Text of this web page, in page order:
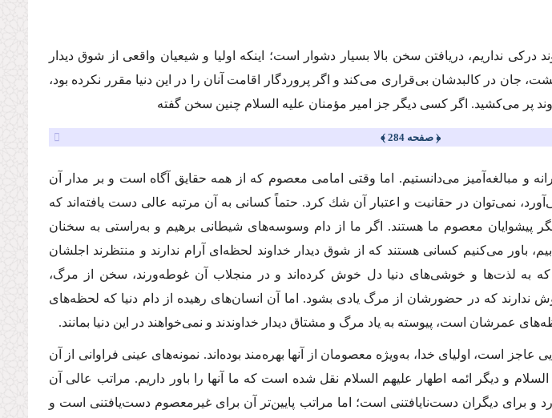
دركی نداریم، دریافتن سخن بالا بسیار دشوار است؛ اینكه اولیا و شیعیان واقعی از شوق دیدار
جان در كالبدشان بی‌قراری می‌كند و اگر پروردگار اقامت آنان را در این دنیا مقرر نكرده بود،
پر می‌كشید. اگر كسی دیگر جز امیر مؤمنان علیه السلام چنین سخن گفته
﴿ صفحه 284 ﴾
و مبالغه‌آمیز می‌دانستیم. اما وقتی امامی معصوم كه از همه حقایق آگاه است و بر مدار آن
نمی‌توان در حقانیت و اعتبار آن شك كرد. حتماً كسانی به آن مرتبه عالی دست یافته‌اند كه
پیشوایان معصوم ما هستند. اگر ما از دام وسوسه‌های شیطانی برهیم و به‌راستی به سخنان
باور می‌كنیم كسانی هستند كه از شوق دیدار خداوند لحظه‌ای آرام ندارند و منتظرند اجلشان
به لذت‌ها و خوشی‌های دنیا دل ‌خوش كرده‌اند و در منجلاب آن غوطه‌ورند، سخن از مرگ،
كه در حضورشان از مرگ یادی بشود. اما آن انسان‌های رهیده از دام دنیا كه لحظه‌های
عمرشان است، پیوسته به یاد مرگ و مشتاق دیدار خداوندند و نمی‌خواهند در این دنیا بمانند.
است، اولیای خدا، به‌ویژه معصومان از آنها بهره‌مند بوده‌اند. نمونه‌های عینی فراوانی از آن
السلام و دیگر ائمه اطهار علیهم السلام نقل شده است كه ما آنها را باور داریم. مراتب عالی آن
و برای دیگران دست‌نایافتنی است؛ اما مراتب پایین‌تر آن برای غیرمعصوم دست‌یافتنی است و